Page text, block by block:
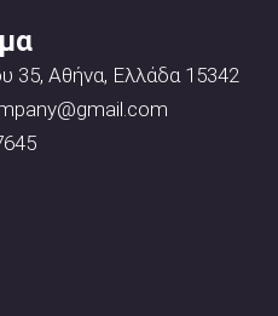
35, Αθήνα, Ελλάδα 15342